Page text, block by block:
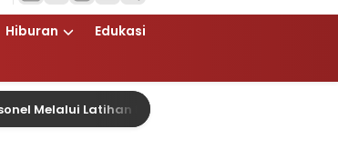
Hiburan
Edukasi
Latihan Peningkatan Kemampuan Dalmas